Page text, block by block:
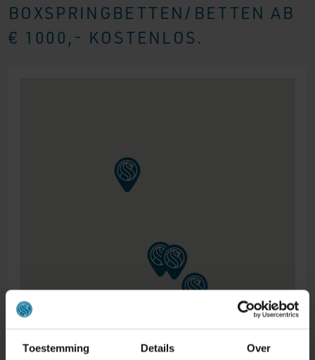
Toestemming Details Over
BOXSPRINGBETTEN/BETTEN AB
€ 1000,- KOSTENLOS.